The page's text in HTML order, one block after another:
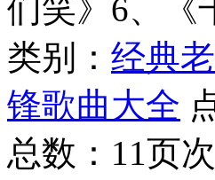
们笑》6、《
类别： 经典
锋歌曲大全
总数：11页